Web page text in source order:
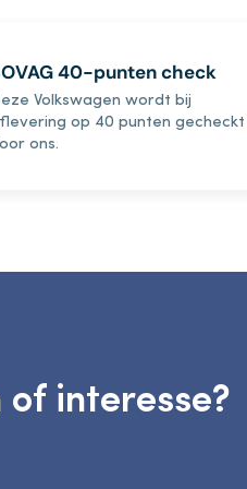
40-punten check
Volkswagen wordt bij
op 40 punten gecheckt
ons.
of interesse?